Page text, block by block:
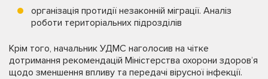
організація протидії незаконній міграції. Аналіз
роботи територіальних підрозділів
Крім того, начальник УДМС наголосив на чітке
дотримання рекомендацій Міністерства охорони здоров’я
щодо зменшення впливу та передачі вірусної інфекції.